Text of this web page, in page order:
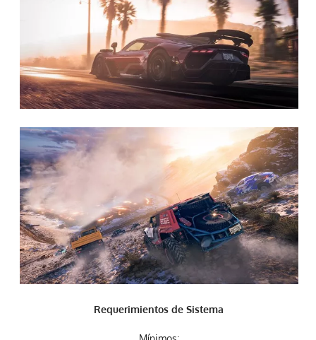
Requerimientos de Sistema